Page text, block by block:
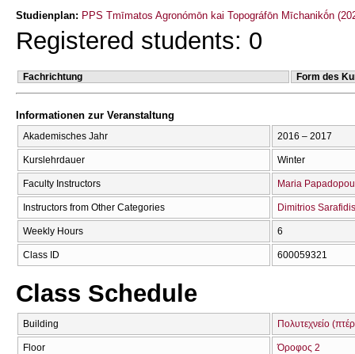
Studienplan: PPS Tmīmatos Agronómōn kai Topográfōn Mīchanikṓn
Registered students: 0
Fachrichtung Form des
Informationen zur Veranstaltung
Akademisches Jahr 2016 – 2017
Kurslehrdauer Winter
Faculty Instructors Maria
Instructors from Other Categories Dimitrios Sarafidis
Weekly Hours 6
Class ID 600059321
Class Schedule
Building Πολυτεχνείο
Floor Όροφος 2